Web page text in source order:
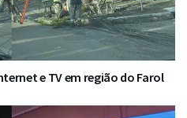
e TV em região do Farol